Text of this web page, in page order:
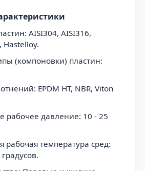
AISI304, AISI316,
Hastelloy.
(компоновки) пластин:
EPDM HT, NBR, Viton
рабочее давление: 10 - 25
рабочая температура сред: